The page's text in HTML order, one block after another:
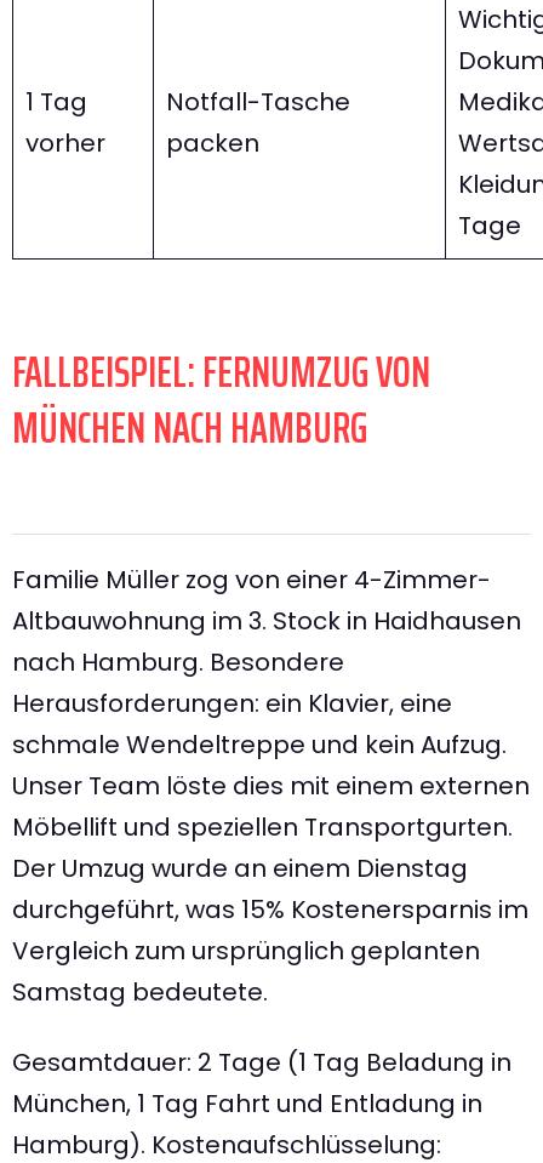
1 Tag
vorher
Notfall-Tasche
packen
Tage
FALLBEISPIEL: FERNUMZUG VON
MÜNCHEN NACH HAMBURG
Familie Müller zog von einer 4-Zimmer-
Altbauwohnung im 3. Stock in Haidhausen
nach Hamburg. Besondere
Herausforderungen: ein Klavier, eine
schmale Wendeltreppe und kein Aufzug.
Unser Team löste dies mit einem externen
Möbellift und speziellen Transportgurten.
Der Umzug wurde an einem Dienstag
durchgeführt, was 15% Kostenersparnis im
Vergleich zum ursprünglich geplanten
Samstag bedeutete.
Gesamtdauer: 2 Tage (1 Tag Beladung in
München, 1 Tag Fahrt und Entladung in
Hamburg). Kostenaufschlüsselung: